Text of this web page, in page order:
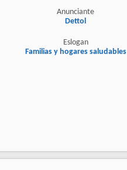
Anunciante
Dettol
Eslogan
Familias y hogares saludables